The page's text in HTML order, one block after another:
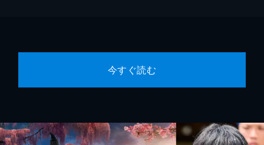
今すぐ読む